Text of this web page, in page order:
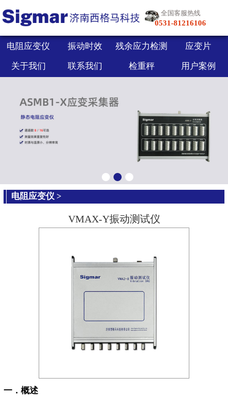
全国客服热线
0531-81216106
电阻应变仪 振动时效 残余应力检测 应变片
关于我们 联系我们 检重秤 用户案例
电阻应变仪 >
VMAX-Y振动测试仪
一．概述